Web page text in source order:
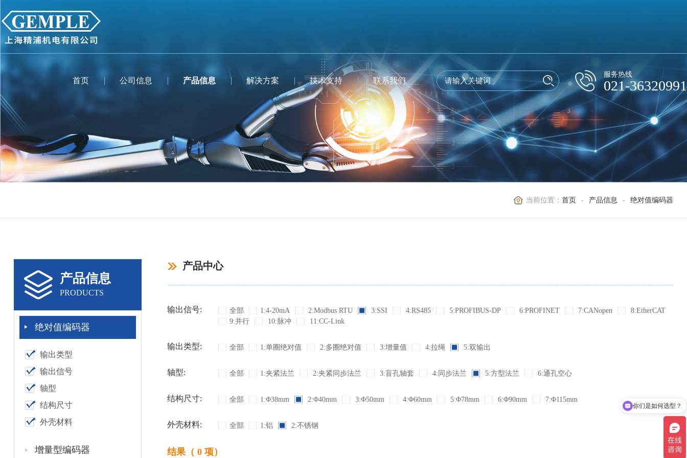
首页 公司信息 产品信息 解决方案 技术支持 联系我们
服务热线
021-36320991
当前位置：首页 - 产品信息 - 绝对值编码器
产品信息
PRODUCTS
绝对值编码器
输出类型
输出信号
轴型
结构尺寸
外壳材料
增量型编码器
产品中心
输出信号: 全部 1:4-20mA 2:Modbus RTU 3:SSI 4:RS485 5:PROFIBUS-DP 6:PROFINET 7:CANopen
8:EtherCAT
9:并行
10:脉冲 11:CC-Link
输出类型: 全部 1:单圈绝对值 2:多圈绝对值 3:增量值 4:拉绳 5:双输出
轴型: 全部 1:夹紧法兰 2:夹紧同步法兰 3:盲孔轴套 4:同步法兰 5:方型法兰 6:通孔空心
结构尺寸: 全部 1:Φ38mm 2:Φ40mm 3:Φ50mm 4:Φ60mm 5:Φ78mm 6:Φ90mm 7:Φ115mm
外壳材料: 全部 1:铝 2:不锈钢
结果（ 0 项）
你们是如何选型？